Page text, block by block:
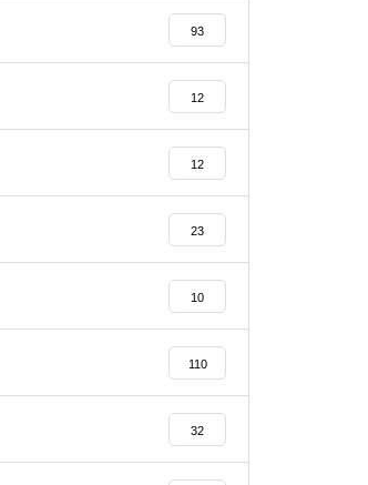
93
12
12
23
10
110
32